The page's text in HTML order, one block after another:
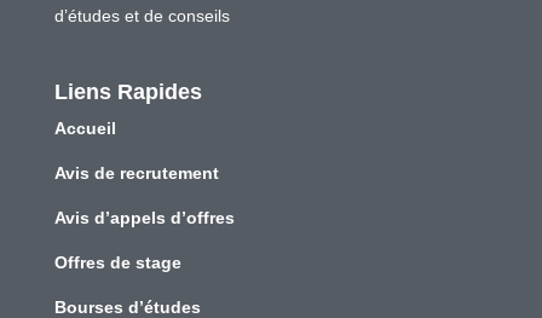
d’études et de conseils
Liens Rapides
Accueil
Avis de recrutement
Avis d’appels d’offres
Offres de stage
Bourses d’études